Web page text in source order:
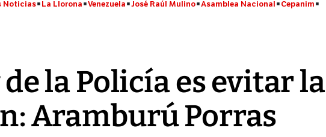
Noticias La Llorona Venezuela José Raúl Mulino Asamblea Nacional Cepanim
la Policía es evitar la
Aramburú Porras